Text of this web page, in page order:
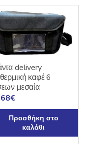
delivery
καφέ 6
μεσαία
€
Προσθήκη στο
καλάθι